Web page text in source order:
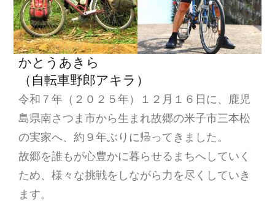
かとうあきら
（自転車野郎アキラ）
令和７年（２０２５年）１２月１６日に、鹿児
島県南さつま市から生まれ故郷の米子市三本松
の実家へ、約９年ぶりに帰ってきました。
故郷を誰もが心豊かに暮らせるまちへしていく
ため、様々な挑戦をしながら力を尽くしていき
ます。